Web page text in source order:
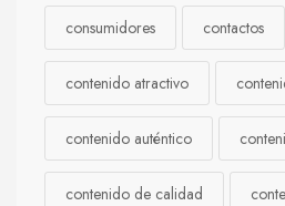
consumidores contactos
contenido atractivo
contenido auténtico
contenido de calidad